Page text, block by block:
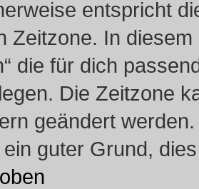
entspricht
Zeitzone. In
die für dich
Die Zeitzone
geändert
guter Grund,